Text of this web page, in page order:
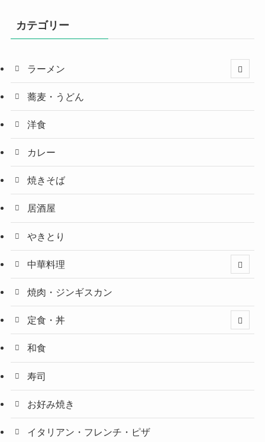
カテゴリー
ラーメン
蕎麦・うどん
洋食
カレー
焼きそば
居酒屋
やきとり
中華料理
焼肉・ジンギスカン
定食・丼
和食
寿司
お好み焼き
イタリアン・フレンチ・ピザ